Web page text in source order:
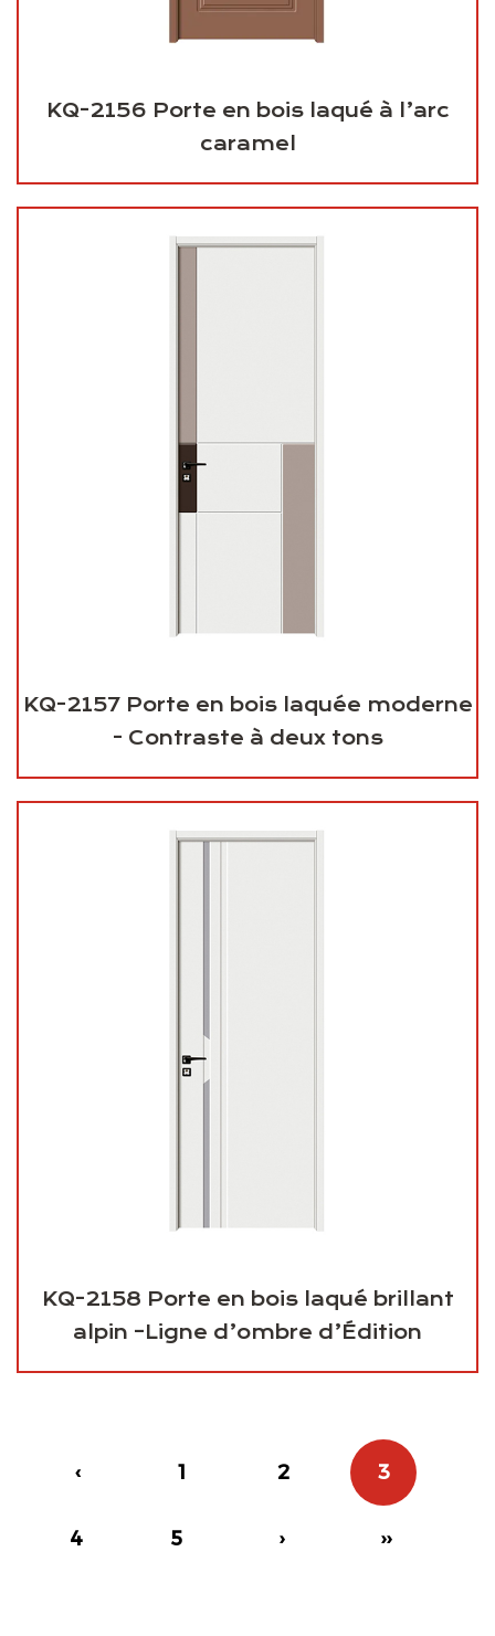
KQ-2156 Porte en bois laqué à l’arc
caramel
KQ-2157 Porte en bois laquée moderne
- Contraste à deux tons
KQ-2158 Porte en bois laqué brillant
alpin –Ligne d’ombre d’Édition
‹ 1 2 3
4 5 › ››